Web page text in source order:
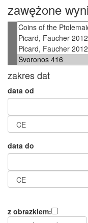
zawężone
zakres dat
data od
data do
z obrazkiem: